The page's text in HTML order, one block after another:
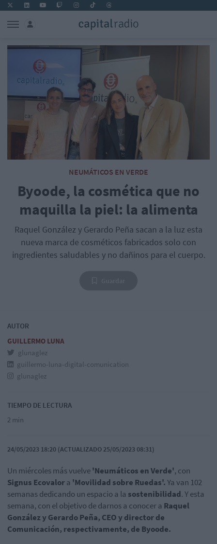
NEUMÁTICOS EN VERDE
Byoode, la cosmética que no
maquilla la piel: la alimenta
Raquel González y Gerardo Peña sacan a la luz esta
nueva marca de cosméticos fabricados solo con
ingredientes saludables y no dañinos para el cuerpo.
AUTOR
GUILLERMO LUNA
glunaglez
guillermo-luna-digital-comunication
glunaglez
TIEMPO DE LECTURA
2 min
24/05/2023 18:20 (ACTUALIZADO 25/05/2023 08:31)
Un miércoles más vuelve'Neumáticos en Verde', con
Signus Ecovalora 'Movilidad sobre Ruedas'.Ya van 102
semanas dedicando un espacio a la sostenibilidad. Y esta
semana, con el objetivo de darnos a conocer a Raquel
González y Gerardo Peña, CEO y director de
Comunicación, respectivamente, de Byoode.